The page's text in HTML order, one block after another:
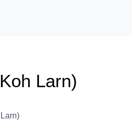
Larn)